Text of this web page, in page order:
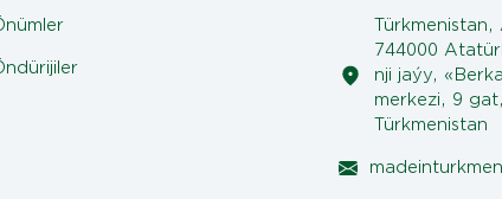
Türkmenistan,
744000
nji jaýy,
merkezi, 9
Türkmenistan